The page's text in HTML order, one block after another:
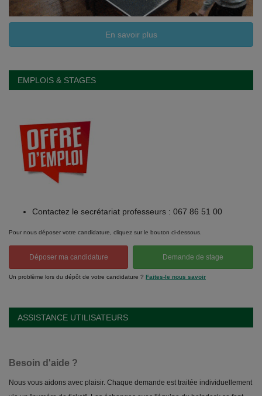
En savoir plus
EMPLOIS & STAGES
Contactez le secrétariat professeurs : 067 86 51 00
Pour nous déposer votre candidature, cliquez sur le bouton ci-dessous.
Déposer ma candidature Demande de stage
Un problème lors du dépôt de votre candidature ? Faites-le nous savoir
ASSISTANCE UTILISATEURS
Besoin d'aide ?
Nous vous aidons avec plaisir. Chaque demande est traitée individuellement